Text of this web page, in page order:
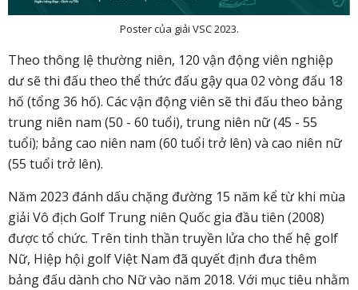
Poster của giải VSC 2023.
Theo thông lệ thường niên, 120 vận động viên nghiệp
dư sẽ thi đấu theo thể thức đấu gậy qua 02 vòng đấu 18
hố (tổng 36 hố). Các vận động viên sẽ thi đấu theo bảng
trung niên nam (50 - 60 tuổi), trung niên nữ (45 - 55
tuổi); bảng cao niên nam (60 tuổi trở lên) và cao niên nữ
(55 tuổi trở lên).
Năm 2023 đánh dấu chặng đường 15 năm kể từ khi mùa
giải Vô địch Golf Trung niên Quốc gia đầu tiên (2008)
được tổ chức. Trên tinh thần truyền lửa cho thế hệ golf
Nữ, Hiệp hội golf Việt Nam đã quyết định đưa thêm
bảng đấu dành cho Nữ vào năm 2018. Với mục tiêu nhằm